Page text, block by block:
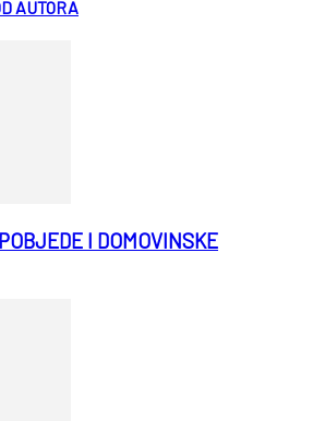
AUTORA
I DOMOVINSKE